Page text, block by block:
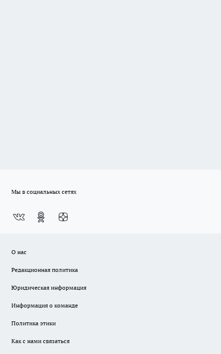
Мы в социальных сетях
О нас
Редакционная политика
Юридическая информация
Информация о команде
Политика этики
Как с нами связаться